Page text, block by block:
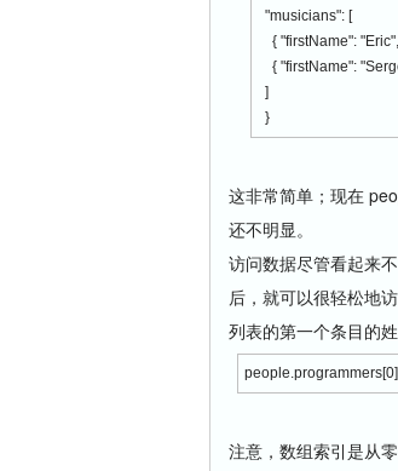
"musicians": [
{ "firstName":
{ "firstName":
]
}
这非常简单；现在
还不明显。
访问数据尽管看起来
后，就可以很轻松地
列表的第一个条目的
注意，数组索引是从